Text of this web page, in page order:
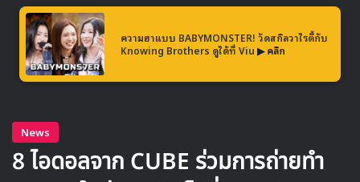
ความฮาแบบ BABYMONSTER! วัดสกิลวาไรตี้กับ
Knowing Brothers ดูได้ที่ Viu ▶ คลิก